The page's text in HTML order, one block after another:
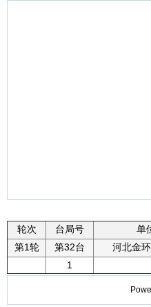
轮次
台局号 单
第1轮
第32台 河北金
1